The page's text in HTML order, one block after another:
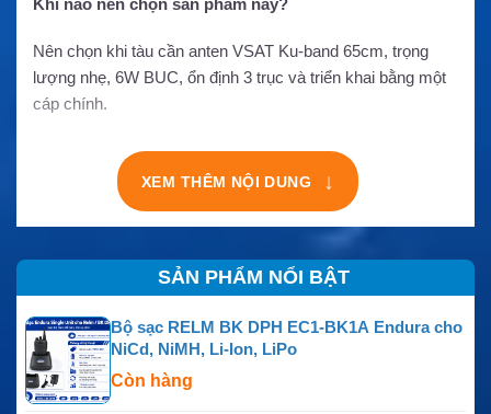
Nên chọn khi tàu cần anten VSAT Ku-band 65cm, trọng
lượng nhẹ, 6W BUC, ổn định 3 trục và triển khai bằng một
cáp chính.
XEM THÊM NỘI DUNG ↓
SẢN PHẨM NỔI BẬT
Bộ sạc RELM BK DPH EC1-BK1A Endura cho
NiCd, NiMH, Li-Ion, LiPo
Còn hàng